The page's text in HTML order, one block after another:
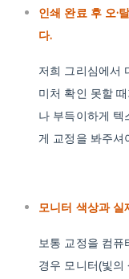
인쇄 완료 후 오·
다.
저희 그리심에서
미처 확인 못할
나 부득이하게
게 교정을 봐주셔
모니터 색상과
보통 교정을 컴
경우 모니터(빛